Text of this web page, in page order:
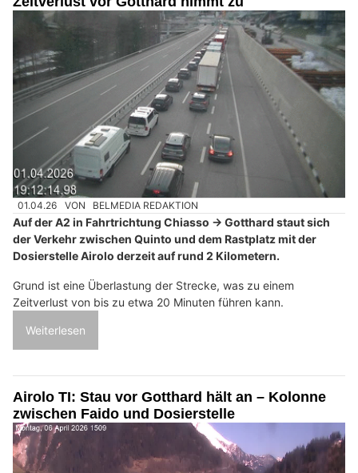
01.04.26 VON BELMEDIA REDAKTION
Auf der A2 in Fahrtrichtung Chiasso → Gotthard staut sich
der Verkehr zwischen Quinto und dem Rastplatz mit der
Dosierstelle Airolo derzeit auf rund 2 Kilometern.
Grund ist eine Überlastung der Strecke, was zu einem
Zeitverlust von bis zu etwa 20 Minuten führen kann.
Weiterlesen
Airolo TI: Stau vor Gotthard hält an – Kolonne
zwischen Faido und Dosierstelle